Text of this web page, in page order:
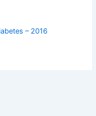
– 2016